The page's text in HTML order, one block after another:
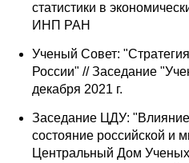
статистики в
ИНП РАН
Ученый Совет:
России" // Заседание
декабря 2021 г.
Заседание ЦДУ:
состояние российской и
Центральный Дом